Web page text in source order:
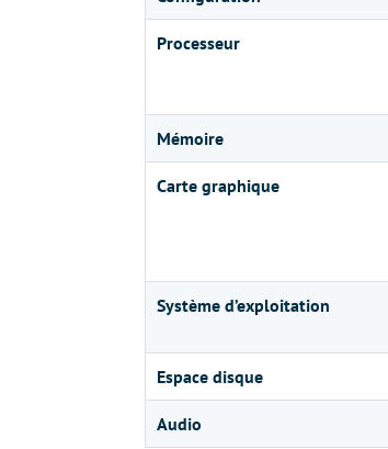
Processeur
Mémoire
Carte graphique
Système d’exploitation
Espace disque
Audio